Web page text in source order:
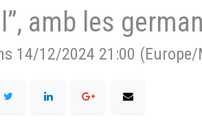
amb les
14/12/2024 21:00 (Europe/